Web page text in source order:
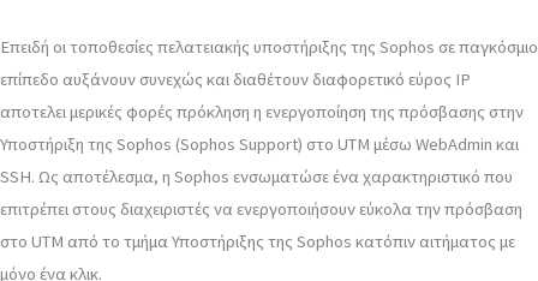
Επειδή οι τοποθεσίες πελατειακής υποστήριξης της Sophos σε παγκόσμιο
επίπεδο αυξάνουν συνεχώς και διαθέτουν διαφορετικό εύρος IP
αποτελει μερικές φορές πρόκληση η ενεργοποίηση της πρόσβασης στην
Υποστήριξη της Sophos (Sophos Support) στο UTM μέσω WebAdmin και
SSH. Ως αποτέλεσμα, η Sophos ενσωματώσε ένα χαρακτηριστικό που
επιτρέπει στους διαχειριστές να ενεργοποιήσουν εύκολα την πρόσβαση
στο UTM από το τμήμα Υποστήριξης της Sophos κατόπιν αιτήματος με
μόνο ένα κλικ.